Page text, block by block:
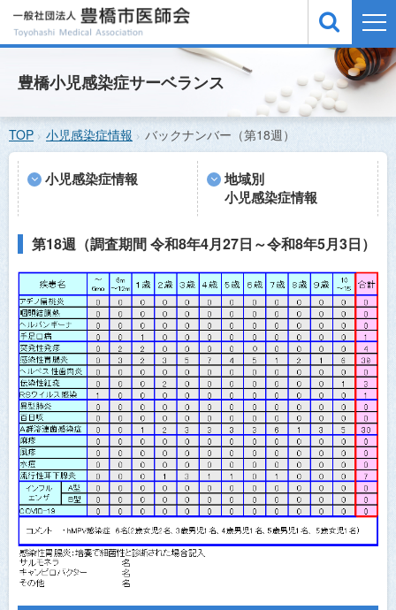
緊急医案内
休日夜間急病診療所
小児感染症情報
予防接種
医師会概要
お問い合わせ
サイトマップ
医師会員ログイン
豊橋小児感染症サーベランス
TOP 小児感染症情報 バックナンバー（第18週）
小児感染症情報
地域別
小児感染症情報
第18週（調査期間 令和8年4月27日～令和8年5月3日）